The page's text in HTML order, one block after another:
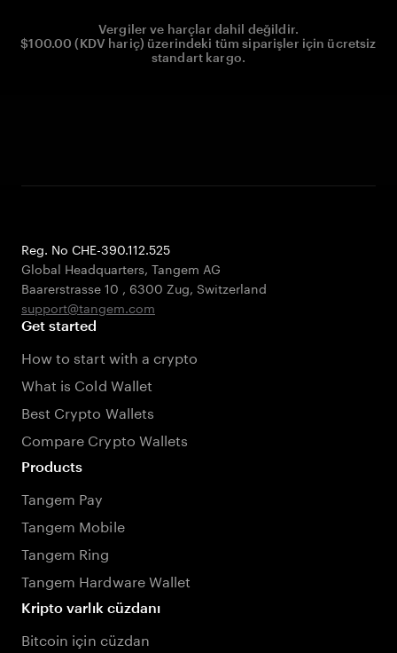
Vergiler ve harçlar dahil değildir.
$100.00 (KDV hariç) üzerindeki tüm siparişler için ücretsiz
standart kargo.
Reg. No CHE-390.112.525
Global Headquarters, Tangem AG
Baarerstrasse 10 , 6300 Zug, Switzerland
support@tangem.com
Get started
How to start with a crypto
What is Cold Wallet
Best Crypto Wallets
Compare Crypto Wallets
Products
Tangem Pay
Tangem Mobile
Tangem Ring
Tangem Hardware Wallet
Kripto varlık cüzdanı
Bitcoin için cüzdan